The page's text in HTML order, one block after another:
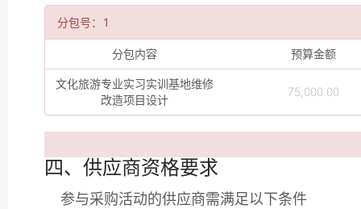
分包号：1
分包内容 预算金额
文化旅游专业实习实训基地维修
改造项目设计
75,000.00
四、供应商资格要求
参与采购活动的供应商需满足以下条件